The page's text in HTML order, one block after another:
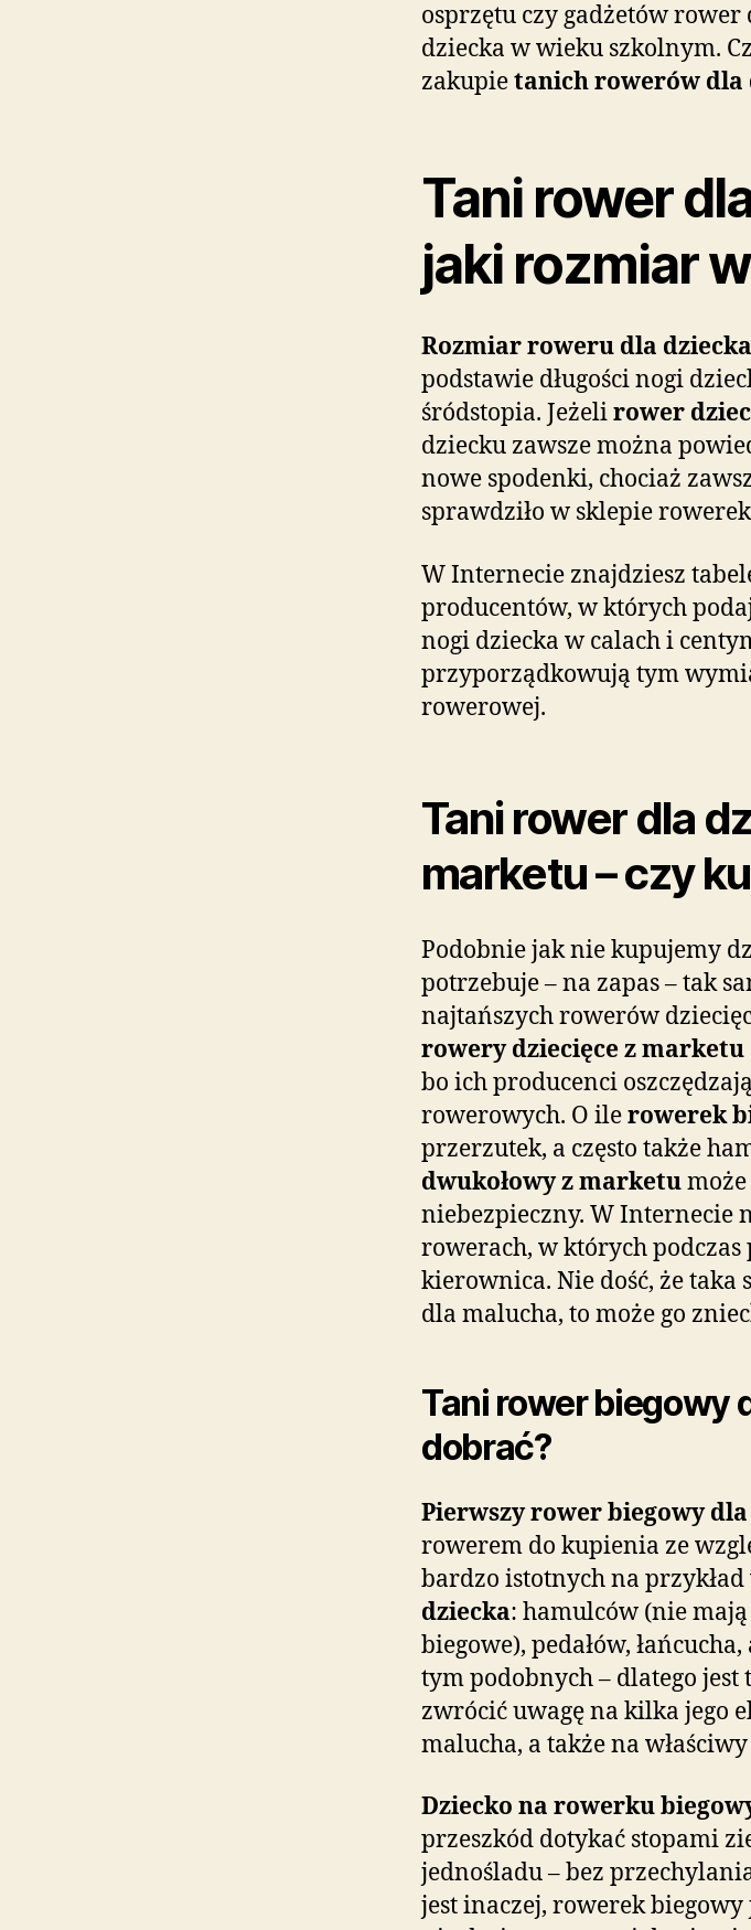
osprzętu czy gadżetów
dziecka w wieku szkolnym.
zakupietanich rowerów dla
Tani rower
jaki rozmiar
Rozmiar roweru dla dziecka
podstawie długości nogi
śródstopia. Jeżelirower
dziecku zawsze można
nowe spodenki, chociaż
sprawdziło w sklepie
W Internecie znajdziesz
producentów, w których
nogi dziecka w calach i
przyporządkowują tym
rowerowej.
Tani rower dla
marketu – czy
Podobnie jak nie kupujemy
potrzebuje – na zapas – tak
najtańszych rowerów
rowery dziecięce z marketu
bo ich producenci
rowerowych. O ilerowerek
przerzutek, a często także
dwukołowy z marketu
niebezpieczny. W Internecie
rowerach, w których podczas
kierownica. Nie dość, że taka
dla malucha, to może go
Tani rower biegowy
dobrać?
Pierwszy rower biegowy
rowerem do kupienia ze
bardzo istotnych na przykład
dziecka: hamulców (nie
biegowe), pedałów,
tym podobnych – dlatego jest
zwrócić uwagę na kilka jego
malucha, a także na
Dziecko na rowerku
przeszkód dotykać stopami
jednośladu – bez
jest inaczej, rowerek biegowy